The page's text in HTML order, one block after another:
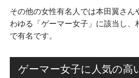
その他の女性有名人では本田翼さん
わゆる「ゲーマー女子」に該当し、
で有名です。
ゲーマー女子に人気の高